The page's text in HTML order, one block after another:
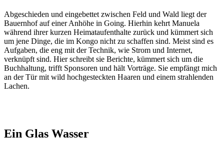
Abgeschieden und eingebettet zwischen Feld und Wald liegt der
Bauernhof auf einer Anhöhe in Going. Hierhin kehrt Manuela
während ihrer kurzen Heimataufenthalte zurück und kümmert sich
um jene Dinge, die im Kongo nicht zu schaffen sind. Meist sind es
Aufgaben, die eng mit der Technik, wie Strom und Internet,
verknüpft sind. Hier schreibt sie Berichte, kümmert sich um die
Buchhaltung, trifft Sponsoren und hält Vorträge. Sie empfängt mich
an der Tür mit wild hochgesteckten Haaren und einem strahlenden
Lachen.
Ein Glas Wasser